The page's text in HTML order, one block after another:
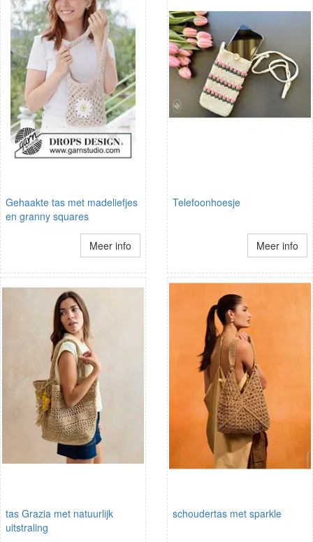
Gehaakte tas met madeliefjes
en granny squares
Meer info
Telefoonhoesje
Meer info
tas Grazia met natuurlijk
uitstraling
schoudertas met sparkle